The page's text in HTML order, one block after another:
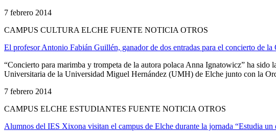
7 febrero 2014
CAMPUS CULTURA ELCHE FUENTE NOTICIA OTROS
El profesor Antonio Fabián Guillén, ganador de dos entradas para el concierto de
“Concierto para marimba y trompeta de la autora polaca Anna Ignatowicz” ha
Universitaria de la Universidad Miguel Hernández (UMH) de Elche junto con la
7 febrero 2014
CAMPUS ELCHE ESTUDIANTES FUENTE NOTICIA OTROS
Alumnos del IES Xixona visitan el campus de Elche durante la jornada “Estudia